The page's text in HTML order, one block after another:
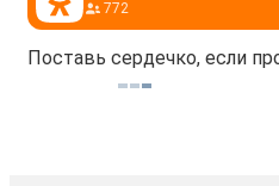
772
Поставь сердечко, если